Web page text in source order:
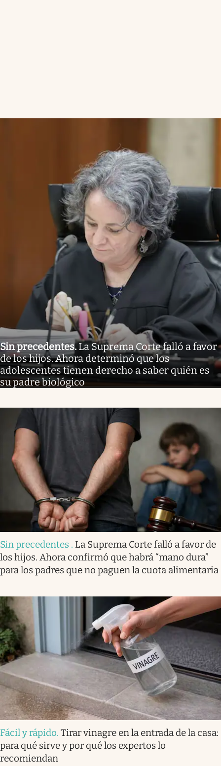
Sin precedentes.La Suprema Corte falló a favor
de los hijos. Ahora determinó que los
adolescentes tienen derecho a saber quién es
su padre biológico
Sin precedentes . La Suprema Corte falló a favor de
los hijos. Ahora confirmó que habrá “mano dura”
para los padres que no paguen la cuota alimentaria
Fácil y rápido. Tirar vinagre en la entrada de la casa:
para qué sirve y por qué los expertos lo
recomiendan